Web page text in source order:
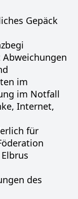
Gepäck
im
im Notfall
Internet,
für
des